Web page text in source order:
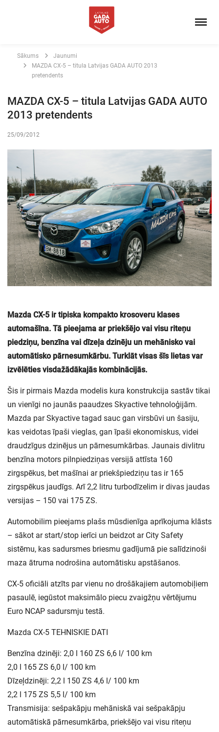
Sākums
Jaunumi
MAZDA CX-5 – titula Latvijas GADA AUTO 2013
pretendents
MAZDA CX-5 – titula Latvijas GADA AUTO
2013 pretendents
25/09/2012
Mazda CX-5 ir tipiska kompakto krosoveru klases
automašīna. Tā pieejama ar priekšējo vai visu riteņu
piedziņu, benzīna vai dīzeļa dzinēju un mehānisko vai
automātisko pārnesumkārbu. Turklāt visas šīs lietas var
izvēlēties visdažādākajās kombinācijās.
Šis ir pirmais Mazda modelis kura konstrukcija sastāv tikai
un vienīgi no jaunās paaudzes Skyactive tehnoloģijām.
Mazda par Skyactive tagad sauc gan virsbūvi un šasiju,
kas veidotas īpaši vieglas, gan īpaši ekonomiskus, videi
draudzīgus dzinējus un pārnesumkārbas. Jaunais divlitru
benzīna motors pilnpiedziņas versijā attīsta 160
zirgspēkus, bet mašīnai ar priekšpiedziņu tas ir 165
zirgspēkus jaudīgs. Arī 2,2 litru turbodīzelim ir divas jaudas
versijas – 150 vai 175 ZS.
Automobilim pieejams plašs mūsdienīga aprīkojuma klāsts
– sākot ar start/stop ierīci un beidzot ar City Safety
sistēmu, kas sadursmes briesmu gadījumā pie salīdzinoši
maza ātruma nodrošina automātisku apstāšanos.
CX-5 oficiāli atzīts par vienu no drošākajiem automobiļiem
pasaulē, iegūstot maksimālo piecu zvaigžņu vērtējumu
Euro NCAP sadursmju testā.
Mazda CX-5 TEHNISKIE DATI
Benzīna dzinēji: 2,0 l 160 ZS 6,6 l/ 100 km
2,0 l 165 ZS 6,0 l/ 100 km
Dīzeļdzinēji: 2,2 l 150 ZS 4,6 l/ 100 km
2,2 l 175 ZS 5,5 l/ 100 km
Transmisija: sešpakāpju mehāniskā vai sešpakāpju
automātiskā pārnesumkārba, priekšējo vai visu riteņu